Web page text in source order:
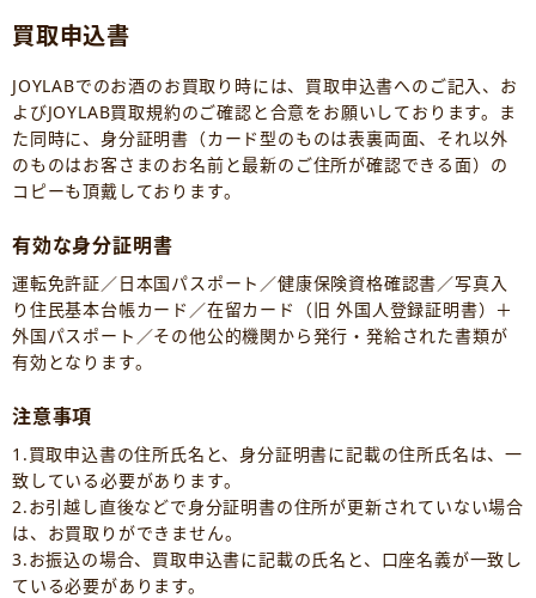
買取申込書
JOYLABでのお酒のお買取り時には、買取申込書へのご記入、お
よびJOYLAB買取規約のご確認と合意をお願いしております。ま
た同時に、身分証明書（カード型のものは表裏両面、それ以外
のものはお客さまのお名前と最新のご住所が確認できる面）の
コピーも頂戴しております。
有効な身分証明書
運転免許証／日本国パスポート／健康保険資格確認書／写真入
り住民基本台帳カード／在留カード（旧 外国人登録証明書）＋
外国パスポート／その他公的機関から発行・発給された書類が
有効となります。
注意事項
1.買取申込書の住所氏名と、身分証明書に記載の住所氏名は、一
致している必要があります。
2.お引越し直後などで身分証明書の住所が更新されていない場合
は、お買取りができません。
3.お振込の場合、買取申込書に記載の氏名と、口座名義が一致し
ている必要があります。